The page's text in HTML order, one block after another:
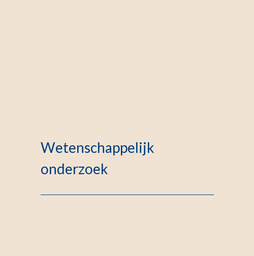
Wetenschappelijk
onderzoek